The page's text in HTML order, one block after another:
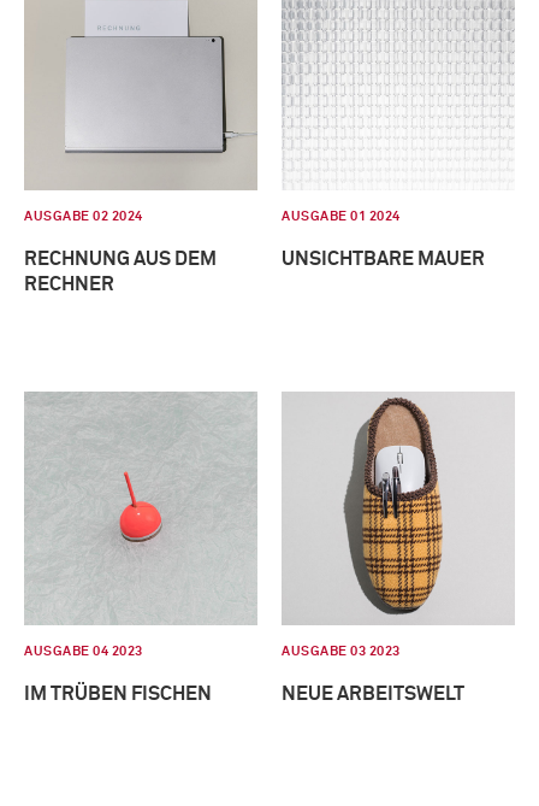
AUSGABE 02 2024
RECHNUNG AUS DEM
RECHNER
AUSGABE 01 2024
UNSICHTBARE MAUER
AUSGABE 04 2023
IM TRÜBEN FISCHEN
AUSGABE 03 2023
NEUE ARBEITSWELT